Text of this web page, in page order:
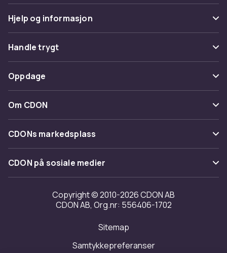
Hjelp og informasjon
Vanlige spørsmål
Spor pakke
Angre & returner her
Kontakt oss
Handle trygt
Betaling
Levering
Tilbakekallinger
Oppdage
Kategorier
Varemerker
Om CDON
Om oss
Kundeanmeldelser
Jobbe på CDON
Investor relations
Tilgjengelighet
CDONs markedsplass
Merchant Help Center
CDON på sosiale medier
Copyright © 2010-2026 CDON AB
CDON AB, Org.nr: 556406-1702
Sitemap
Samtykkepreferanser